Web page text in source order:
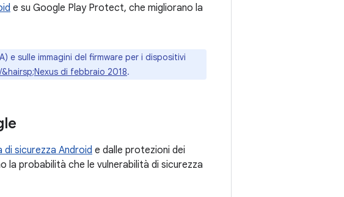
e su Google Play Protect, che migliorano la
e sulle immagini del firmware per i dispositivi
di febbraio 2018.
sicurezza Android e dalle protezioni dei
la probabilità che le vulnerabilità di sicurezza